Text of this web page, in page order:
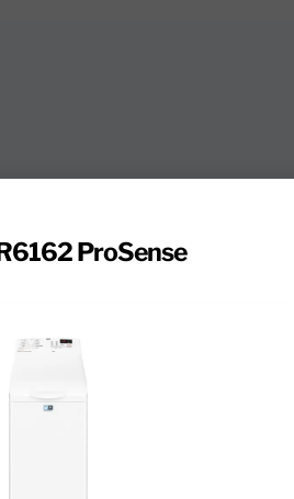
kleine ladingen was
dan nodig. De wasmachine
met 1 van de 14 verschillende
of fris je outfit snel op met
Hierdoor buk je niet
het apparaat ook in een kleinere
ProSense